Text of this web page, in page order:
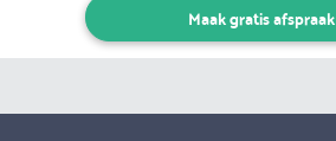
Maak gratis afspraak